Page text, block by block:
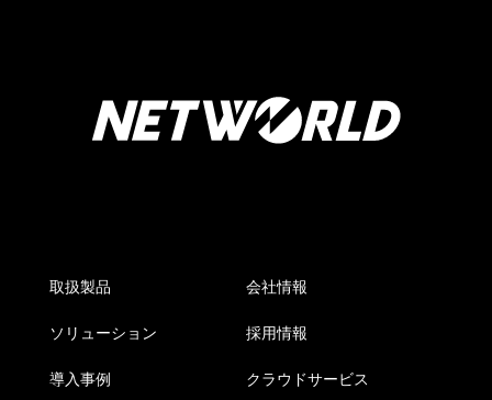
取扱製品
ソリューション
導入事例
会社情報
採用情報
クラウドサービス